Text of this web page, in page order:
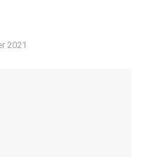
2021